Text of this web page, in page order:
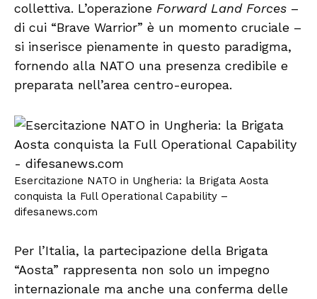
collettiva. L’operazione Forward Land Forces –
di cui “Brave Warrior” è un momento cruciale –
si inserisce pienamente in questo paradigma,
fornendo alla NATO una presenza credibile e
preparata nell’area centro-europea.
Esercitazione NATO in Ungheria: la Brigata Aosta
conquista la Full Operational Capability –
difesanews.com
Per l’Italia, la partecipazione della Brigata
“Aosta” rappresenta non solo un impegno
internazionale ma anche una conferma delle